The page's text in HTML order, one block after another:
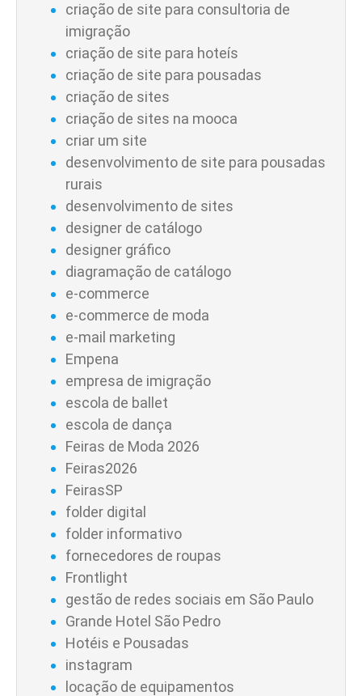
criação de site para consultoria de
imigração
criação de site para hoteís
criação de site para pousadas
criação de sites
criação de sites na mooca
criar um site
desenvolvimento de site para pousadas
rurais
desenvolvimento de sites
designer de catálogo
designer gráfico
diagramação de catálogo
e-commerce
e-commerce de moda
e-mail marketing
Empena
empresa de imigração
escola de ballet
escola de dança
Feiras de Moda 2026
Feiras2026
FeirasSP
folder digital
folder informativo
fornecedores de roupas
Frontlight
gestão de redes sociais em São Paulo
Grande Hotel São Pedro
Hotéis e Pousadas
instagram
locação de equipamentos